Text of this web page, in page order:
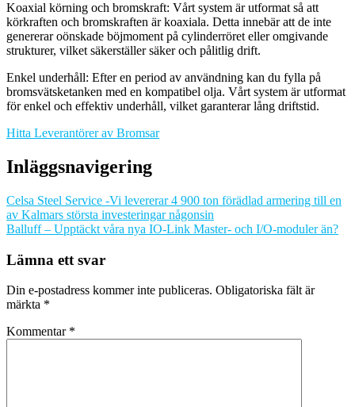
Koaxial körning och bromskraft: Vårt system är utformat så att
körkraften och bromskraften är koaxiala. Detta innebär att de inte
genererar oönskade böjmoment på cylinderröret eller omgivande
strukturer, vilket säkerställer säker och pålitlig drift.
Enkel underhåll: Efter en period av användning kan du fylla på
bromsvätsketanken med en kompatibel olja. Vårt system är utformat
för enkel och effektiv underhåll, vilket garanterar lång driftstid.
Hitta Leverantörer av Bromsar
Inläggsnavigering
Celsa Steel Service -Vi levererar 4 900 ton förädlad armering till en
av Kalmars största investeringar någonsin
Balluff – Upptäckt våra nya IO-Link Master- och I/O-moduler än?
Lämna ett svar
Din e-postadress kommer inte publiceras. Obligatoriska fält är
märkta *
Kommentar *